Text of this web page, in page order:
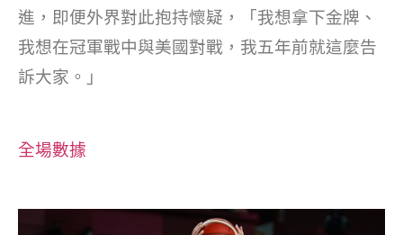
進，即便外界對此抱持懷疑，「我想拿下金牌、
我想在冠軍戰中與美國對戰，我五年前就這麼告
訴大家。」
全場數據